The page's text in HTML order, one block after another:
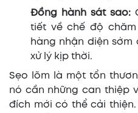
Đồng hành sát sao:
tiết về chế độ
hàng nhận diện
xử lý kịp thời.
Sẹo lõm là một tổn
nó cần những can thiệp
đích mới có thể cải